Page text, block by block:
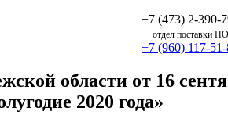
+7 (473) 2-390-
отдел поставки ПО
+7 (960) 117-
области от 16
2020 года»